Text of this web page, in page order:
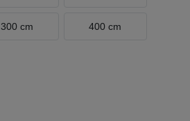
300 cm 400 cm